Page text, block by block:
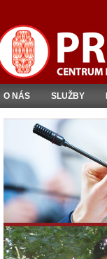
O NÁS SLUŽBY